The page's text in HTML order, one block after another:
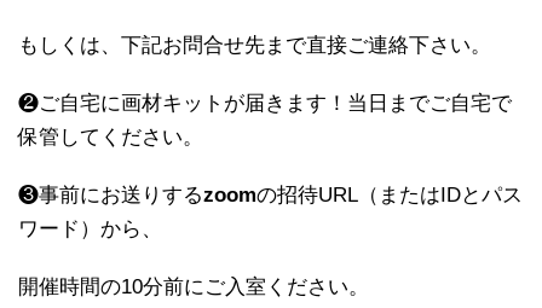
もしくは、下記お問合せ先まで直接ご連絡下さい。
❷ご自宅に画材キットが届きます！当日までご自宅で
保管してください。
❸事前にお送りするzoomの招待URL（またはIDとパス
ワード）から、
開催時間の10分前にご入室ください。